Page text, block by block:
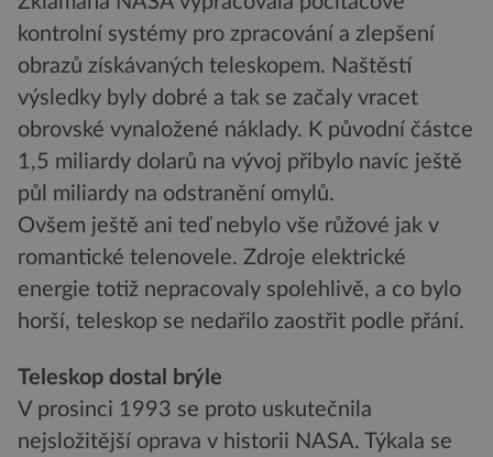
kontrolní systémy pro zpracování a zlepšení
obrazů získávaných teleskopem. Naštěstí
výsledky byly dobré a tak se začaly vracet
obrovské vynaložené náklady. K původní částce
1,5 miliardy dolarů na vývoj přibylo navíc ještě
půl miliardy na odstranění omylů.
Ovšem ještě ani teď nebylo vše růžové jak v
romantické telenovele. Zdroje elektrické
energie totiž nepracovaly spolehlivě, a co bylo
horší, teleskop se nedařilo zaostřit podle přání.
Teleskop dostal brýle
V prosinci 1993 se proto uskutečnila
nejsložitější oprava v historii NASA. Týkala se